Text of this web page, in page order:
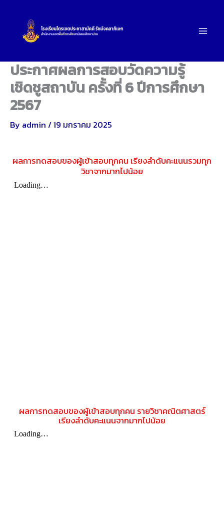
content
ประกาศผลการสอบวัดความรู้
เชิดชูสถาบัน ครั้งที่ 6 ปีการศึกษา
2567
By admin /19 มกราคม 2025
ผลการทดสอบของผู้เข้าสอบทุกคน เรียงลำดับคะแนนรวมทุก
วิชาจากมากไปน้อย
ผลการทดสอบของผู้เข้าสอบทุกคน รายวิชาคณิตศาสตร์
เรียงลำดับคะแนนจากมากไปน้อย